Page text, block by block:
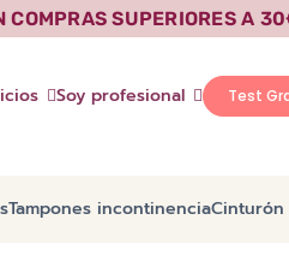
COMPRAS SUPERIORES A
Soy profesional Test
Tampones incontinencia